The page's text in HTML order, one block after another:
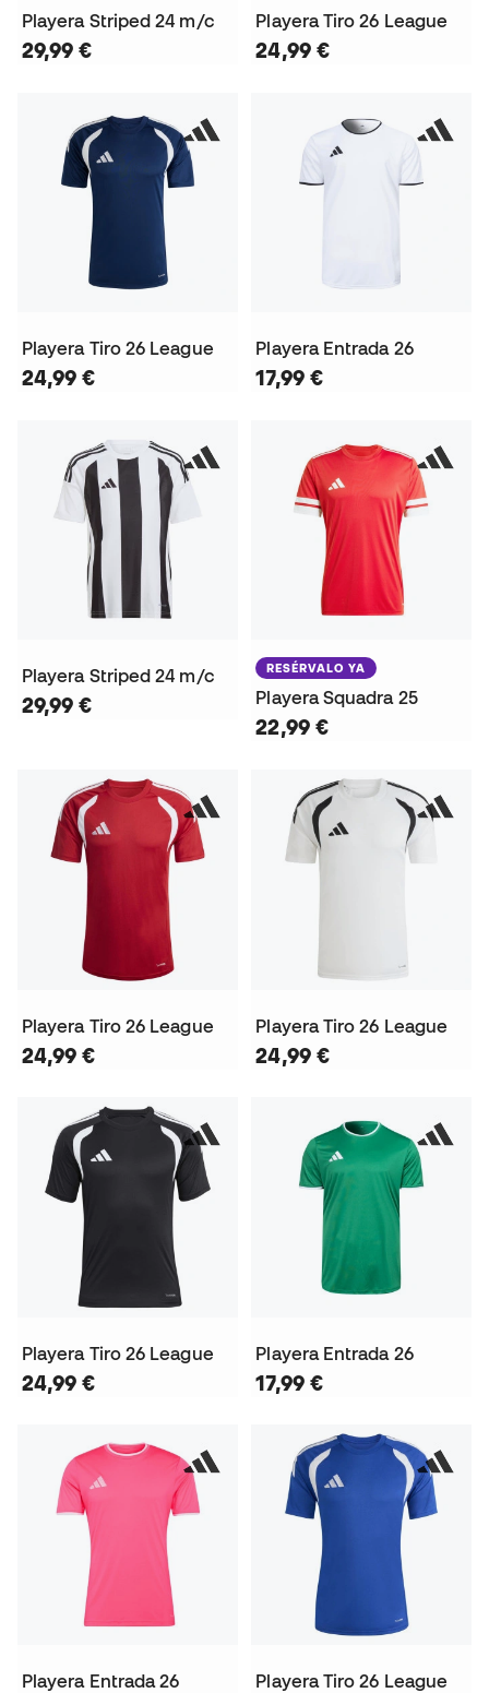
Playera Striped 24 m/c
29,99 €
Playera Tiro 26 League
24,99 €
Playera Tiro 26 League
24,99 €
Playera Entrada 26
17,99 €
Playera Striped 24 m/c
29,99 €
RESÉRVALO YA
Playera Squadra 25
22,99 €
Playera Tiro 26 League
24,99 €
Playera Tiro 26 League
24,99 €
Playera Tiro 26 League
24,99 €
Playera Entrada 26
17,99 €
Playera Entrada 26 Playera Tiro 26 League